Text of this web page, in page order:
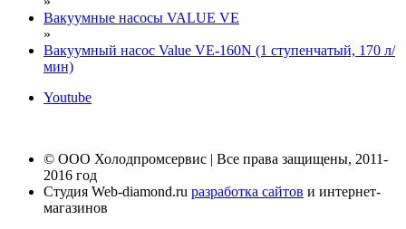
Вакуумные насосы VALUE VE
»
Вакуумный насос Value VE-160N (1 ступенчатый, 170 л/
мин)
Youtube
© ООО Холодпромсервис | Все права защищены, 2011-
2016 год
Студия Web-diamond.ru разработка сайтов и интернет-
магазинов